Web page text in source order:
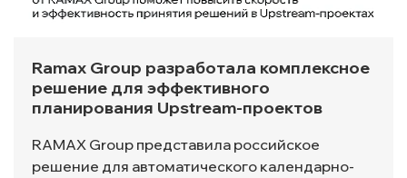
Ramax Group разработала комплексное
решение для эффективного
планирования Upstream-проектов
RAMAX Group представила российское
решение для автоматического календарно-